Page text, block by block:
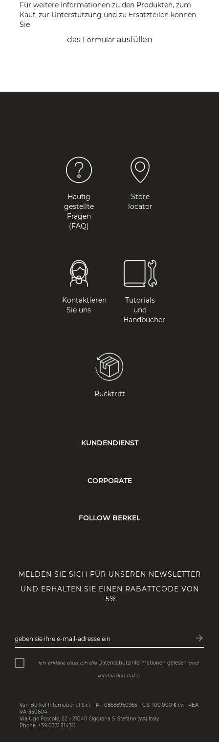
Für weitere Informationen zu den Produkten, zum
Kauf, zur Unterstützung und zu Ersatzteilen können
Sie
das Formular ausfüllen
Häufig
gestellte
Fragen
(FAQ)
Store
locator
Kontaktieren
Sie uns
Tutorials
und
Handbücher
Rücktritt
KUNDENDIENST
CORPORATE
FOLLOW BERKEL
MELDEN SIE SICH FÜR UNSEREN NEWSLETTER
UND ERHALTEN SIE EINEN RABATTCODE VON
-5%
geben sie ihre e-mail-adresse ein arrow_forward
Ich erkläre, dass ich die Datenschutzinformationen gelesen und
verstanden habe
Van Berkel International S.r.l. - P.I. 08688960965 - C.S. 100.000 € i.v. | REA
VA-350604
Via Ugo Foscolo, 22 - 21040 Oggiona S. Stefano (VA) Italy
Phone: +39 0331.214311